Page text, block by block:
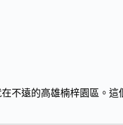
不遠的高雄楠梓園區 。